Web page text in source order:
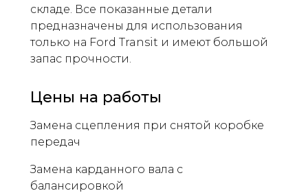
складе. Все показанные детали
предназначены для использования
только на Ford Transit и имеют большой
запас прочности.
Цены на работы
Замена сцепления при снятой коробке
передач
Замена карданного вала с
балансировкой